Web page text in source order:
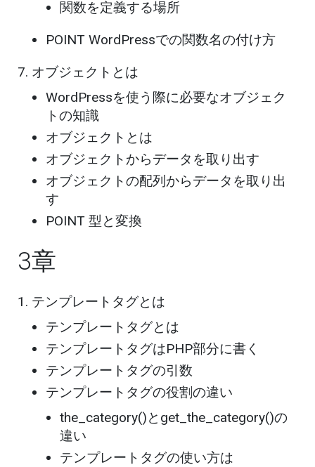
関数を定義する場所
POINT WordPressでの関数名の付け方
オブジェクトとは
WordPressを使う際に必要なオブジェク
トの知識
オブジェクトとは
オブジェクトからデータを取り出す
オブジェクトの配列からデータを取り出
す
POINT 型と変換
3章
テンプレートタグとは
テンプレートタグとは
テンプレートタグはPHP部分に書く
テンプレートタグの引数
テンプレートタグの役割の違い
the_category()とget_the_category()の
違い
テンプレートタグの使い方は